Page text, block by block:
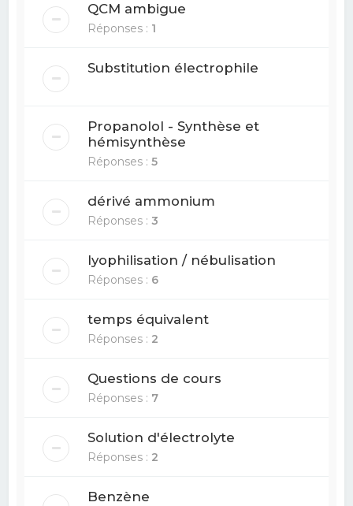
QCM ambigue
Réponses : 1
Substitution électrophile
Propanolol - Synthèse et
hémisynthèse
Réponses :5
dérivé ammonium
Réponses :3
lyophilisation / nébulisation
Réponses : 6
temps équivalent
Réponses : 2
Questions de cours
Réponses : 7
Solution d'électrolyte
Réponses : 2
Benzène